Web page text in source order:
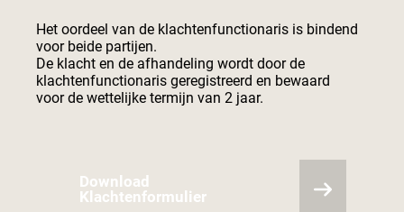
Het oordeel van de klachtenfunctionaris is bindend
voor beide partijen.
De klacht en de afhandeling wordt door de
klachtenfunctionaris geregistreerd en bewaard
voor de wettelijke termijn van 2 jaar.
Download
Klachtenformulier